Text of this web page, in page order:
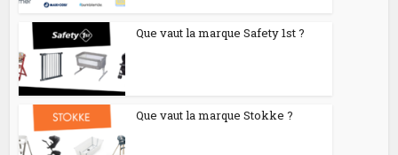
Que vaut la marque Safety 1st ?
Que vaut la marque Stokke ?